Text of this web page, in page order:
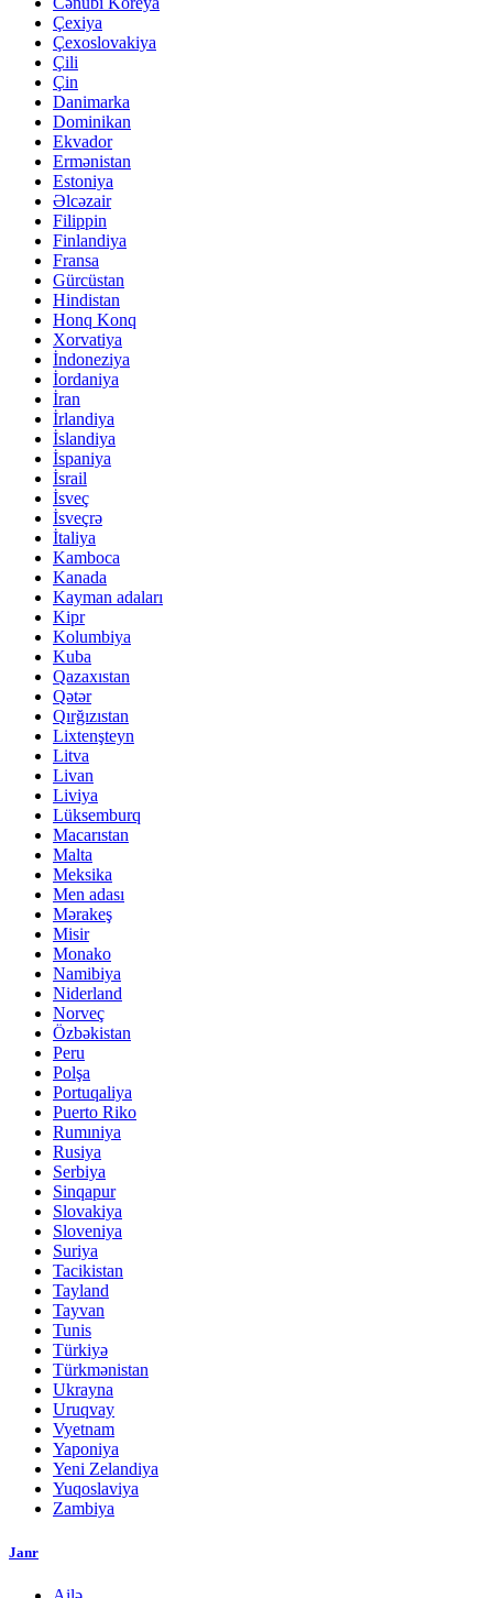
Çexiya
Çexoslovakiya
Çili
Çin
Danimarka
Dominikan
Ekvador
Ermənistan
Estoniya
Əlcəzair
Filippin
Finlandiya
Fransa
Gürcüstan
Hindistan
Honq Konq
Xorvatiya
İndoneziya
İordaniya
İran
İrlandiya
İslandiya
İspaniya
İsrail
İsveç
İsveçrə
İtaliya
Kamboca
Kanada
Kayman adaları
Kipr
Kolumbiya
Kuba
Qazaxıstan
Qətər
Qırğızıstan
Lixtenşteyn
Litva
Livan
Liviya
Lüksemburq
Macarıstan
Malta
Meksika
Men adası
Mərakeş
Misir
Monako
Namibiya
Niderland
Norveç
Özbəkistan
Peru
Polşa
Portuqaliya
Puerto Riko
Rumıniya
Rusiya
Serbiya
Sinqapur
Slovakiya
Sloveniya
Suriya
Tacikistan
Tayland
Tayvan
Tunis
Türkiyə
Türkmənistan
Ukrayna
Uruqvay
Vyetnam
Yaponiya
Yeni Zelandiya
Yuqoslaviya
Zambiya
Janr